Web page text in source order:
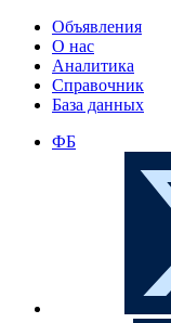
Объявления
О нас
Аналитика
Справочник
База данных
ФБ